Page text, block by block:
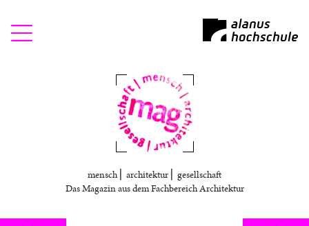
Mag
mensch ⎜ architektur ⎜ gesellschaft
Das Magazin aus dem Fachbereich Architektur